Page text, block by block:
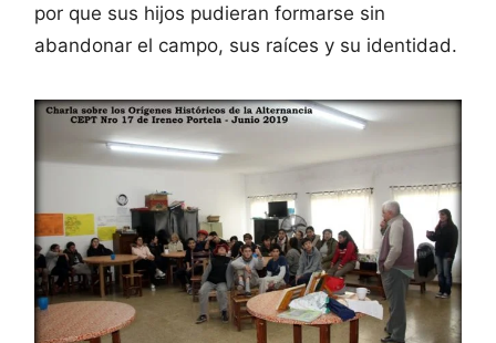
por que sus hijos pudieran formarse sin
abandonar el campo, sus raíces y su identidad.